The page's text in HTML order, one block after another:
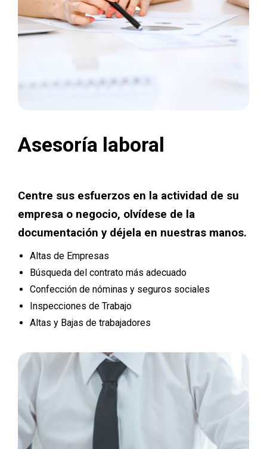
Asesoría laboral
Centre sus esfuerzos en la actividad de su
empresa o negocio, olvídese de la
documentación y déjela en nuestras manos.
Altas de Empresas
Búsqueda del contrato más adecuado
Confección de nóminas y seguros sociales
Inspecciones de Trabajo
Altas y Bajas de trabajadores